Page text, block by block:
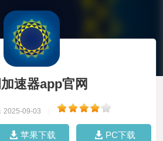
速器app官网
2025-09-03
苹果下载 PC下载